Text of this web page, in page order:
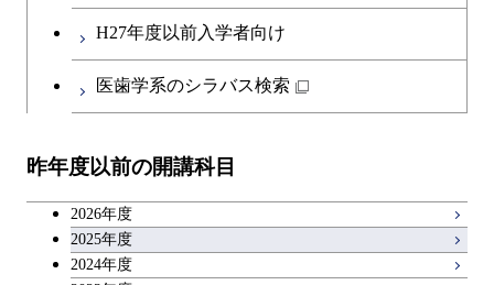
共通専門科目
第二外国語科目
アントレプレナーシップ科目
H27年度以前入学者向け
医歯学系のシラバス検索
昨年度以前の開講科目
2026年度
2025年度
2024年度